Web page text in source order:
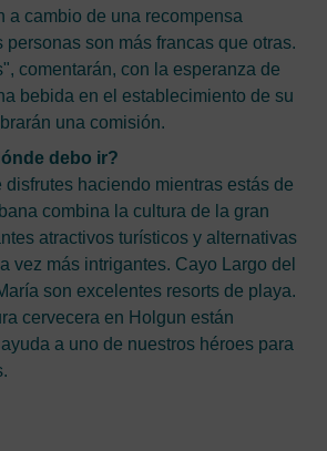
a cambio de una recompensa
personas son más francas que otras.
comentarán, con la esperanza de
bebida en el establecimiento de su
una comisión.
debo ir?
disfrutes haciendo mientras estás de
combina la cultura de la gran
atractivos turísticos y alternativas
vez más intrigantes. Cayo Largo del
son excelentes resorts de playa.
cervecera en Holgun están
a uno de nuestros héroes para